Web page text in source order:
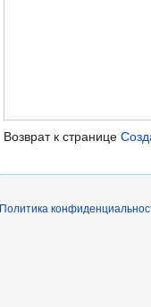
Возврат к странице
Политика